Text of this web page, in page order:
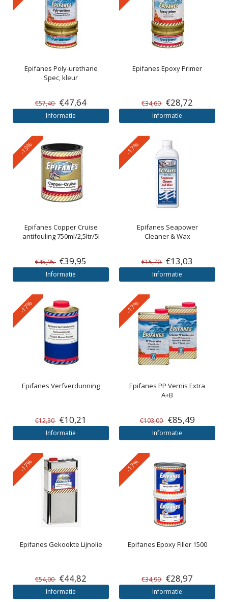
Epifanes Poly-urethane
Spec, kleur
€57,40 €47,64
Informatie
Epifanes Epoxy Primer
€34,60 €28,72
Informatie
-13%
Epifanes Copper Cruise
antifouling 750ml/2,5ltr/5l
€45,95 €39,95
Informatie
-17%
Epifanes Seapower
Cleaner & Wax
€15,70 €13,03
Informatie
-17%
Epifanes Verfverdunning
€12,30 €10,21
Informatie
-17%
Epifanes PP Vernis Extra
A+B
€103,00 €85,49
Informatie
-17%
Epifanes Gekookte Lijnolie
€54,00 €44,82
Informatie
-17%
Epifanes Epoxy Filler 1500
€34,90 €28,97
Informatie